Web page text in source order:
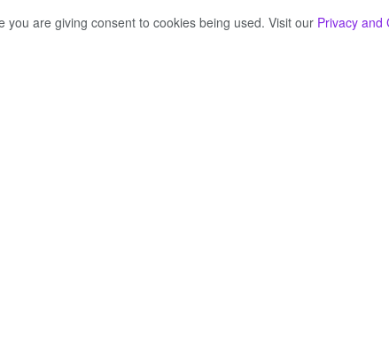
are giving consent to cookies being used. Visit our Privacy and